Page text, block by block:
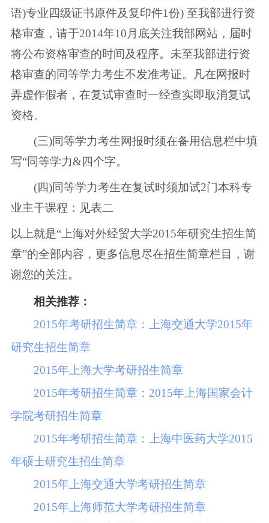
语)专业四级证书原件及复印件1份) 至我部进行资
格审查，请于2014年10月底关注我部网站，届时
将公布资格审查的时间及程序。未至我部进行资
格审查的同等学力考生不发准考证。凡在网报时
弄虚作假者，在复试审查时一经查实即取消复试
资格。
(三)同等学力考生网报时须在备用信息栏中填
写“同等学力&四个字。
(四)同等学力考生在复试时须加试2门本科专
业主干课程：见表二
以上就是“上海对外经贸大学2015年研究生招生简
章”的全部内容，更多信息尽在招生简章栏目，谢
谢您的关注。
相关推荐：
2015年考研招生简章：上海交通大学2015年
研究生招生简章
2015年上海大学考研招生简章
2015年考研招生简章：2015年上海国家会计
学院考研招生简章
2015年考研招生简章：上海中医药大学2015
年硕士研究生招生简章
2015年上海交通大学考研招生简章
2015年上海师范大学考研招生简章